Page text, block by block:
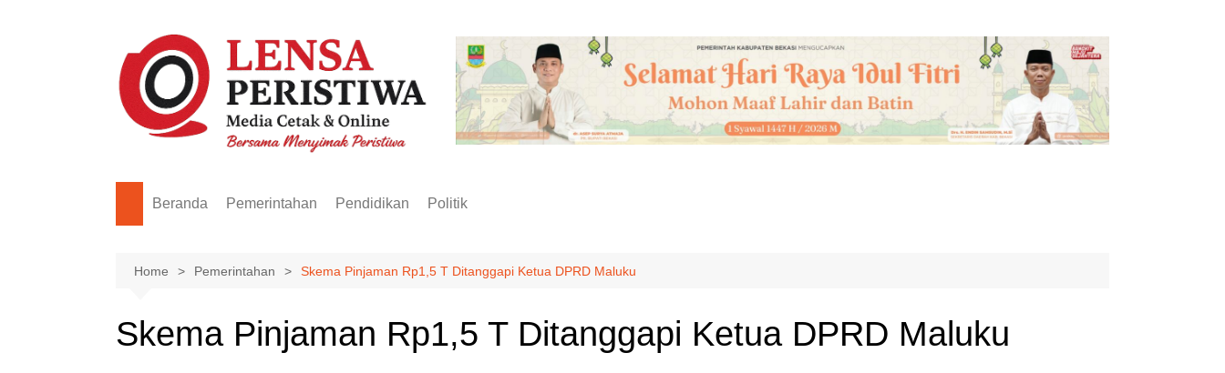
Beranda Pemerintahan Pendidikan Politik
Home Pemerintahan Skema Pinjaman Rp1,5 T Ditanggapi Ketua DPRD Maluku
Skema Pinjaman Rp1,5 T Ditanggapi Ketua DPRD Maluku